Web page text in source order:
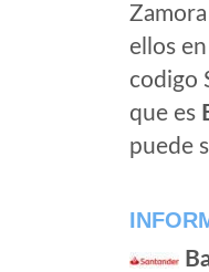
ellos
codigo
que es
puede